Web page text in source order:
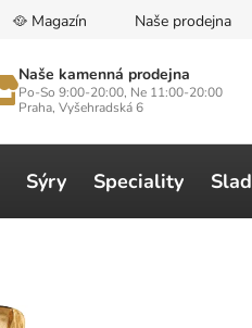
🥘 Magazín Naše prodejna
Naše kamenná prodejna
Po-So 9:00-20:00, Ne 11:00-20:00
Praha, Vyšehradská 6
Sýry Speciality